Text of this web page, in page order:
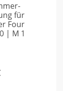
für
Four
| M 1